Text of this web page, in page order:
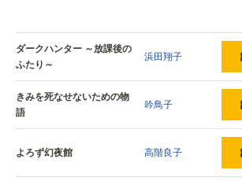
ダークハンター ～放課後の
ふたり～
浜田翔子
きみを死なせないための物
語
吟鳥子
よろず幻夜館 高階良子